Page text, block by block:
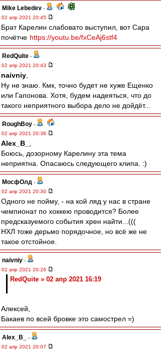
Mike Lebedev -
02 апр 2021 20:45
Брат Карелин слабовато выступил, вот Сара
почётче https://youtu.be/fxCeAj6stf4
RedQuite -
02 апр 2021 20:43
naivniy
Ну не знаю. Кмк, точно будет не хуже Ещенко
или Гапонова. Хотя, будем надеяться, что до
такого неприятного выбора дело не дойдёт...
RoughBoy -
02 апр 2021 20:36
Alex_B_
Боюсь, дозорному Карелину эта тема
неприятна. Опасаюсь следующего клипа. :)
МосфОлд -
02 апр 2021 20:30
Одного не пойму, - на кой ляд у нас в стране
чемпионат по хоккею проводится? Более
предсказуемого события хрен найти...(((
НХЛ тоже дерьмо порядочное, но всё же не
такое отстойное.
naivniy -
02 апр 2021 20:26
RedQuite » 02 апр 2021 16:19
Алексей,
Бакаев по всей бровке это самострел =)
Alex_B_
-
02 апр 2021 20:07